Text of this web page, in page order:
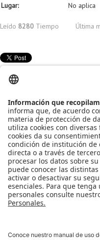
Lugar:
No aplica
Leído 8280 Tiempo
Última
Publicado en
Artículos relacionados
Semana DISC 2021 Virtual
Semana DISC 2019
No te pierdas las
No te pierdas las
¡Te esperamos en la
Más en esta categoría